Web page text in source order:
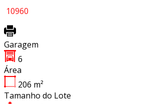
10960
Garagem
6
Área
206 m²
Tamanho do Lote